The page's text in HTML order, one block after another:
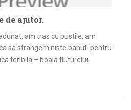
de ajutor.
am tras cu pustile, am
sa strangem niste banuti pentru
teribila – boala fluturelui.